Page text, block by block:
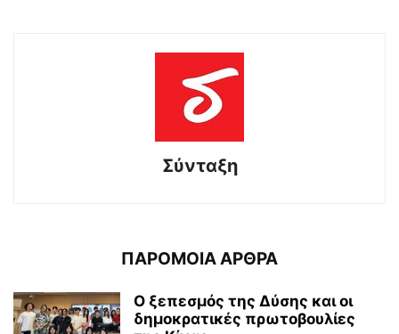
Σύνταξη
ΠΑΡΟΜΟΙΑ ΑΡΘΡΑ
Ο ξεπεσμός της Δύσης και οι
δημοκρατικές πρωτοβουλίες